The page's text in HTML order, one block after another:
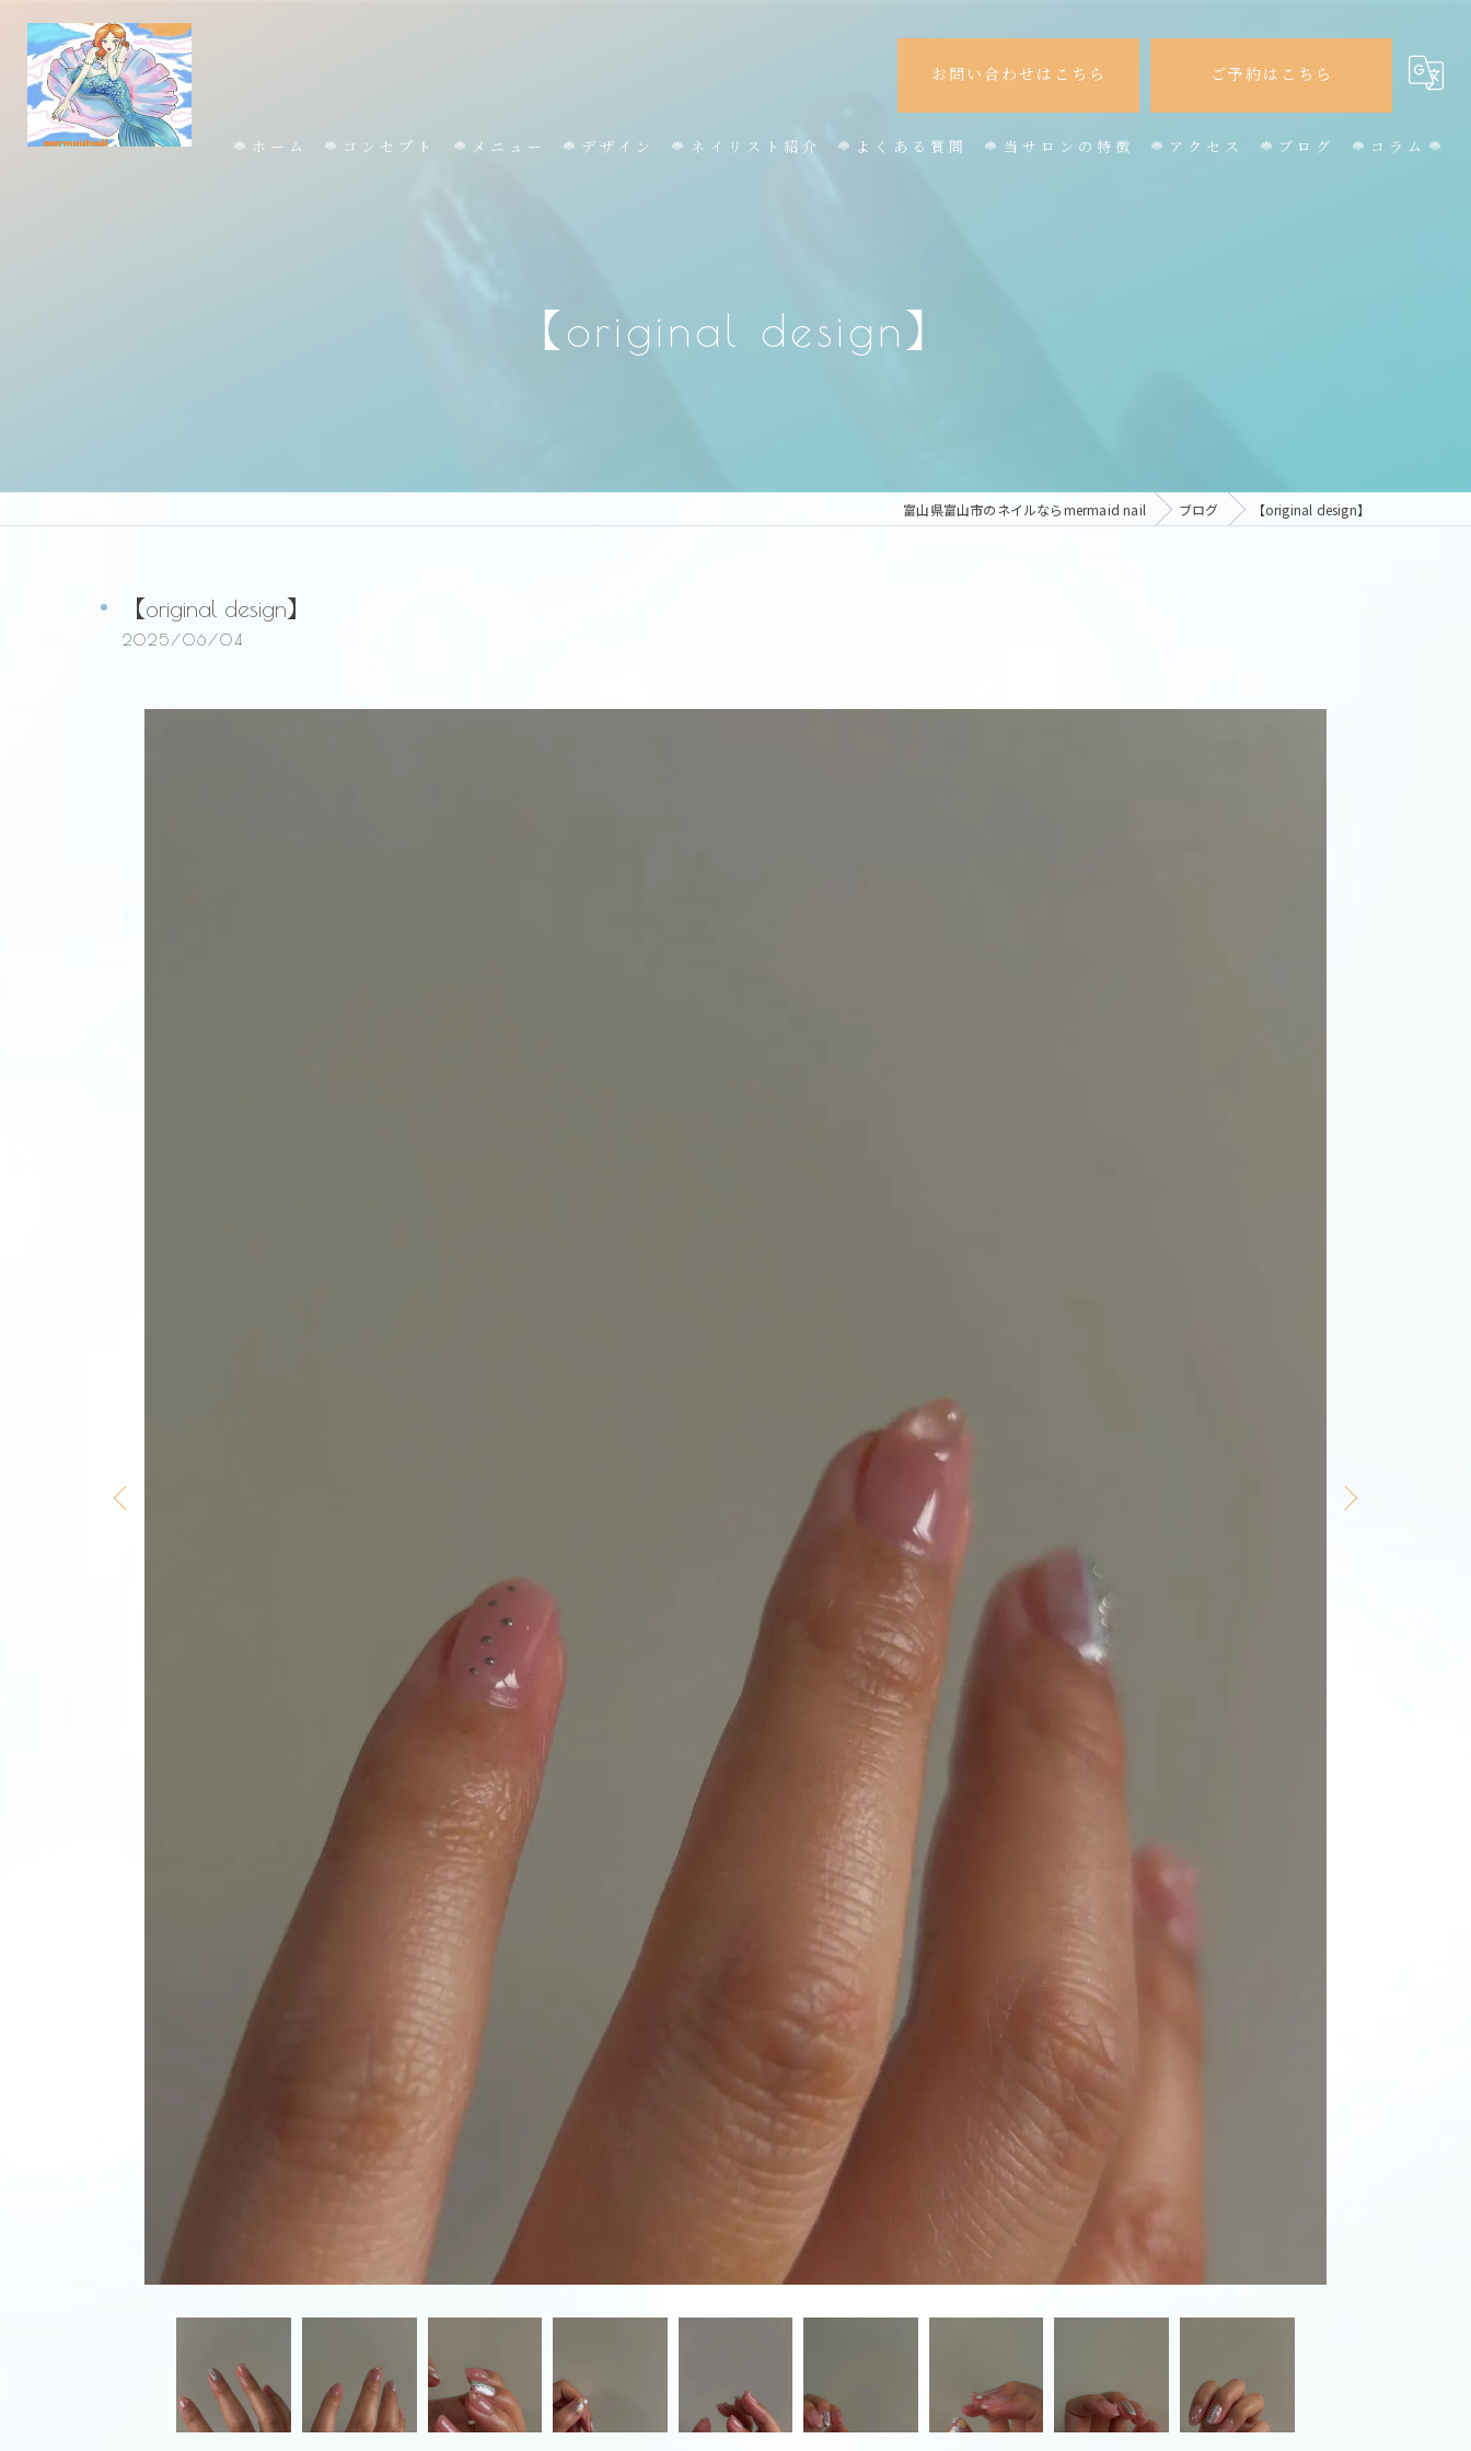
お問い合わせはこちら ご予約はこちら
ホーム コンセプト メニュー デザイン ネイリスト紹介 よくある質問 当サロンの特徴 アクセス ブログ コラム
【original design】
富山県富山市のネイルならmermaid nail ブログ 【original design】
【original design】
2025/06/04